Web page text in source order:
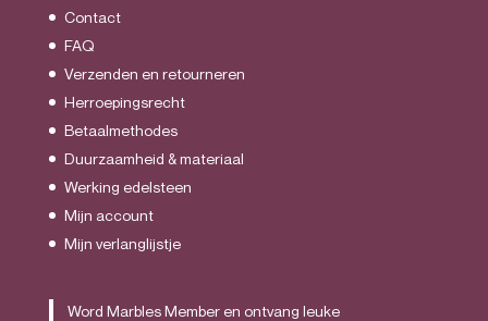
Contact
FAQ
Verzenden en retourneren
Herroepingsrecht
Betaalmethodes
Duurzaamheid & materiaal
Werking edelsteen
Mijn account
Mijn verlanglijstje
Word Marbles Member en ontvang leuke